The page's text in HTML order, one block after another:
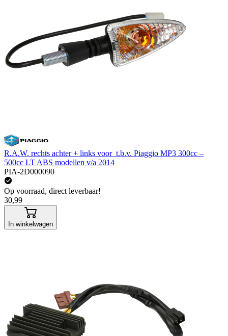
R.A.W. rechts achter + links voor t.b.v. Piaggio MP3 300cc –
500cc LT ABS modellen v/a 2014
PIA-2D000090
Op voorraad, direct leverbaar!
30,99
In winkelwagen